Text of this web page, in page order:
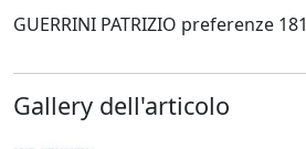
GUERRINI PATRIZIO preferenze 181
Gallery dell'articolo